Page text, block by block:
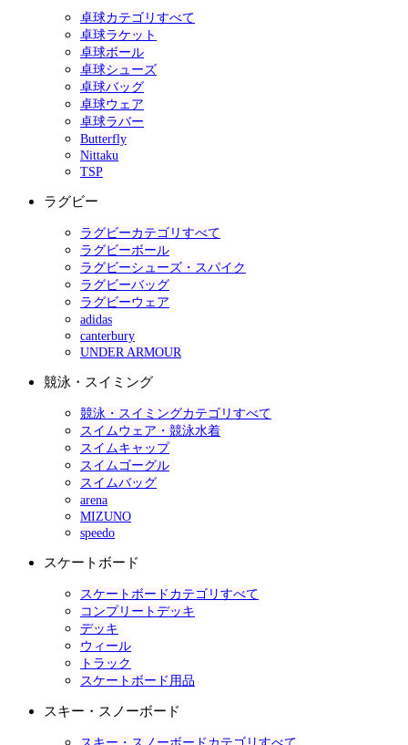
卓球カテゴリすべて
卓球ラケット
卓球ボール
卓球シューズ
卓球バッグ
卓球ウェア
卓球ラバー
Butterfly
Nittaku
TSP
ラグビー
ラグビーカテゴリすべて
ラグビーボール
ラグビーシューズ・スパイク
ラグビーバッグ
ラグビーウェア
adidas
canterbury
UNDER ARMOUR
競泳・スイミング
競泳・スイミングカテゴリすべて
スイムウェア・競泳水着
スイムキャップ
スイムゴーグル
スイムバッグ
arena
MIZUNO
speedo
スケートボード
スケートボードカテゴリすべて
コンプリートデッキ
デッキ
ウィール
トラック
スケートボード用品
スキー・スノーボード